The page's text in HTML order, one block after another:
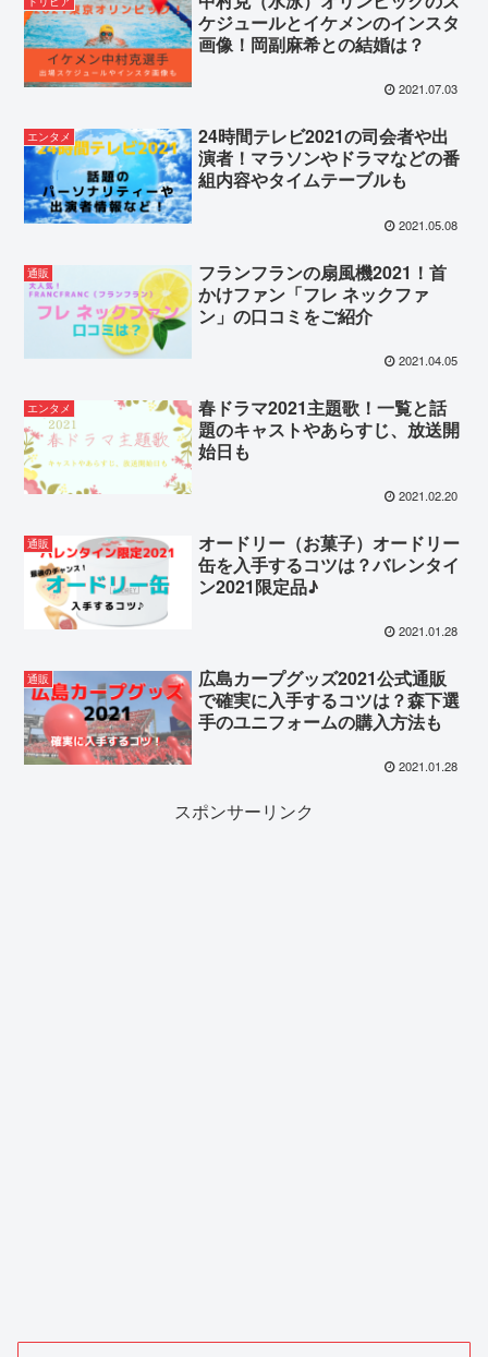
ケジュールとイケメンのインスタ
画像！岡副麻希との結婚は？
2021.07.03
エンタメ
24時間テレビ2021の司会者や出
演者！マラソンやドラマなどの番
組内容やタイムテーブルも
2021.05.08
通販
フランフランの扇風機2021！首
かけファン「フレ ネックファ
ン」の口コミをご紹介
2021.04.05
エンタメ
春ドラマ2021主題歌！一覧と話
題のキャストやあらすじ、放送開
始日も
2021.02.20
通販
オードリー（お菓子）オードリー
缶を入手するコツは？バレンタイ
ン2021限定品♪
2021.01.28
通販
広島カープグッズ2021公式通販
で確実に入手するコツは？森下選
手のユニフォームの購入方法も
2021.01.28
スポンサーリンク